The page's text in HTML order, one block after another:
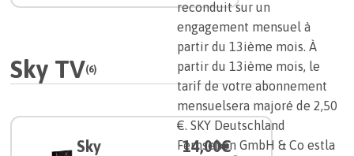
Sky TV(6)
Sky
14,00€
reconduit sur un
engagement mensuel à
partir du 13ième mois. À
partir du 13ième mois, le
tarif de votre abonnement
mensuelsera majoré de 2,50
€. SKY Deutschland
Fernsehen GmbH & Co estla